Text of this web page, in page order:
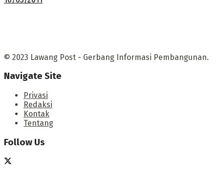
© 2023 Lawang Post - Gerbang Informasi Pembangunan.
Navigate Site
Privasi
Redaksi
Kontak
Tentang
Follow Us